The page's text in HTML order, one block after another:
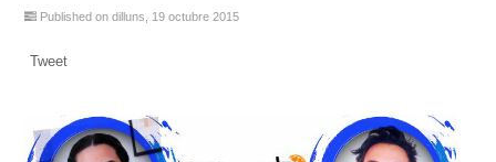
Published on dilluns, 19 octubre 2015
Tweet